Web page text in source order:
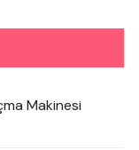
Makinesi